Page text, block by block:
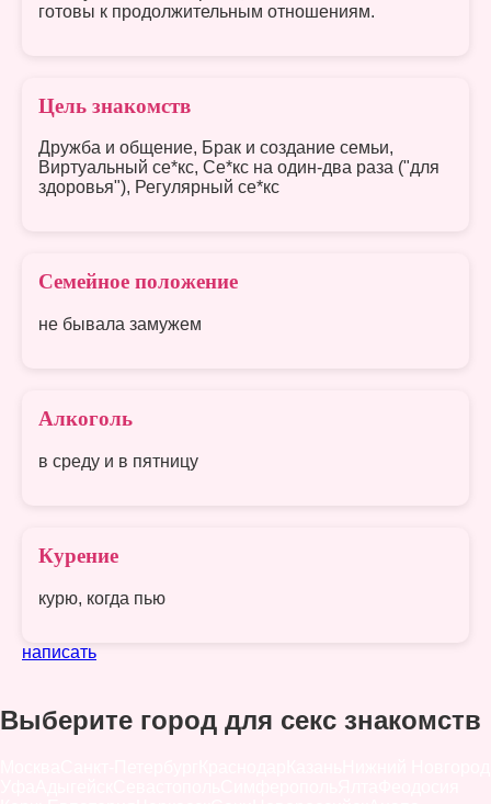
готовы к продолжительным отношениям.
Цель знакомств
Дружба и общение, Брак и создание семьи,
Виртуальный се*кс, Се*кс на один-два раза ("для
здоровья"), Регулярный се*кс
Семейное положение
не бывала замужем
Алкоголь
в среду и в пятницу
Курение
курю, когда пью
написать
Выберите город для секс знакомств